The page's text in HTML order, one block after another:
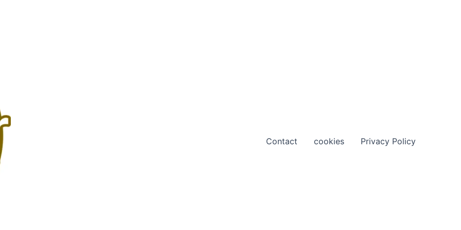
Contact cookies Privacy Policy